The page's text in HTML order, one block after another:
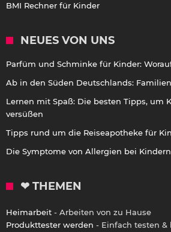
BMI Rechner für Kinder
NEUES VON UNS
Parfüm und Schminke für Kinder:
Ab in den Süden Deutschlands:
Lernen mit Spaß: Die besten Tipps, um
versüßen
Tipps rund um die Reiseapotheke für
Die Symptome von Allergien bei Kindern
❤ THEMEN
Heimarbeit - Arbeiten von zu Hause
Produkttester werden - Einfach testen &